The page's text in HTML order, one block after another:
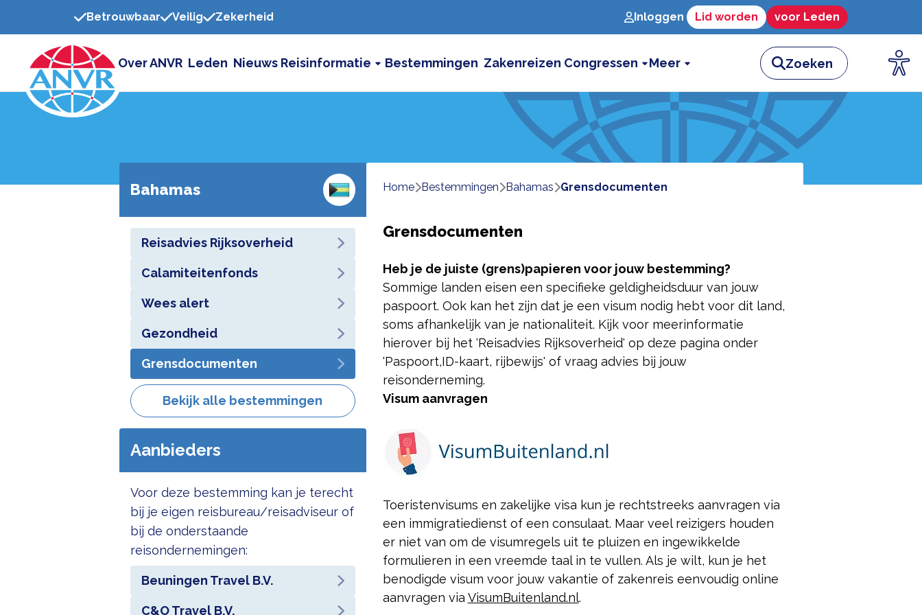
Betrouwbaar Veilig Zekerheid Inloggen Lid worden voor Leden
Over ANVR Leden Nieuws Reisinformatie Bestemmingen Zakenreizen Congressen Meer
Bahamas
Reisadvies Rijksoverheid
Calamiteitenfonds
Wees alert
Gezondheid
Grensdocumenten
Bekijk alle bestemmingen
Aanbieders
Voor deze bestemming kan je terecht
bij je eigen reisbureau/reisadviseur of
bij de onderstaande
reisondernemingen:
Beuningen Travel B.V.
C&O Travel B.V.
Home bestemmingen bahamas grensdocumenten
Grensdocumenten
Heb je de juiste (grens)papieren voor jouw bestemming?
Sommige landen eisen een specifieke geldigheidsduur van jouw
paspoort. Ook kan het zijn dat je een visum nodig hebt voor dit land,
soms afhankelijk van je nationaliteit. Kijk voor meerinformatie
hierover bij het 'Reisadvies Rijksoverheid' op deze pagina onder
'Paspoort,ID-kaart, rijbewijs' of vraag advies bij jouw
reisonderneming.
Visum aanvragen
Toeristenvisums en zakelijke visa kun je rechtstreeks aanvragen via
een immigratiedienst of een consulaat. Maar veel reizigers houden
er niet van om de visumregels uit te pluizen en ingewikkelde
formulieren in een vreemde taal in te vullen. Als je wilt, kun je het
benodigde visum voor jouw vakantie of zakenreis eenvoudig online
aanvragen via VisumBuitenland.nl.